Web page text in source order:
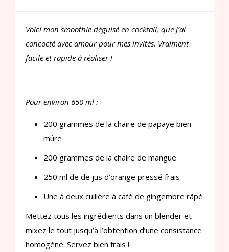
Voici mon smoothie déguisé en cocktail, que j’ai
concocté avec amour pour mes invités. Vraiment
facile et rapide à réaliser !
Pour environ 650 ml :
200 grammes de la chaire de papaye bien
mûre
200 grammes de la chaire de mangue
250 ml de de jus d’orange pressé frais
Une à deux cuillère à café de gingembre râpé
Mettez tous les ingrédients dans un blender et
mixez le tout jusqu’à l’obtention d’une consistance
homogène. Servez bien frais !